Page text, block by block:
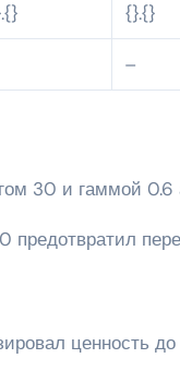
{}.{}
–
30 и гаммой 0.6
ценность